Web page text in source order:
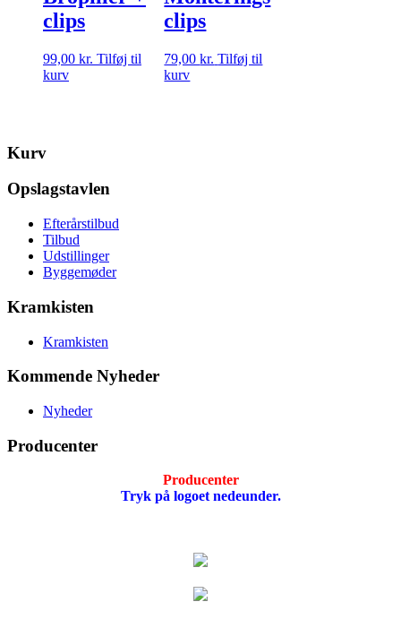
clips
99,00 kr. Tilføj til
kurv
clips
79,00kr. Tilføj til
kurv
Kurv
Opslagstavlen
Efterårstilbud
Tilbud
Udstillinger
Byggemøder
Kramkisten
Kramkisten
Kommende Nyheder
Nyheder
Producenter
Producenter
Tryk på logoet nedeunder.